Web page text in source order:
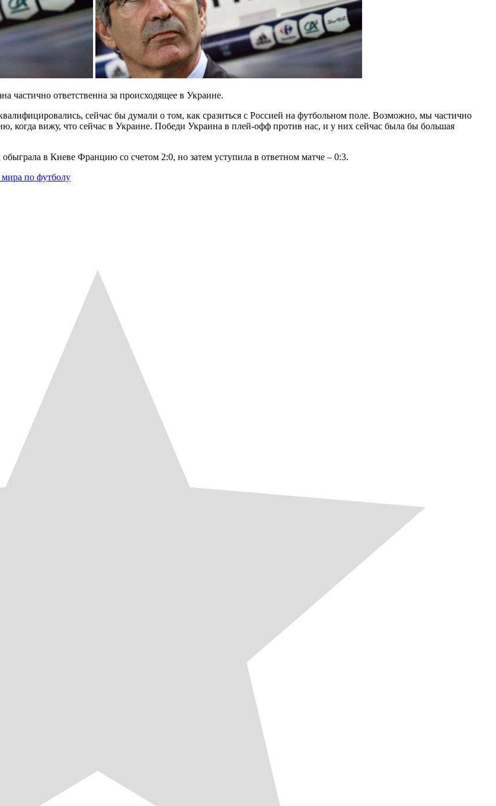
частично ответственна за происходящее в Украине.
сейчас бы думали о том, как сразиться с Россией на футбольном поле. Возможно, мы частично
когда вижу, что сейчас в Украине. Победи Украина в плей-офф против нас, и у них сейчас была бы большая
в Киеве Францию со счетом 2:0, но затем уступила в ответном матче – 0:3.
по футболу